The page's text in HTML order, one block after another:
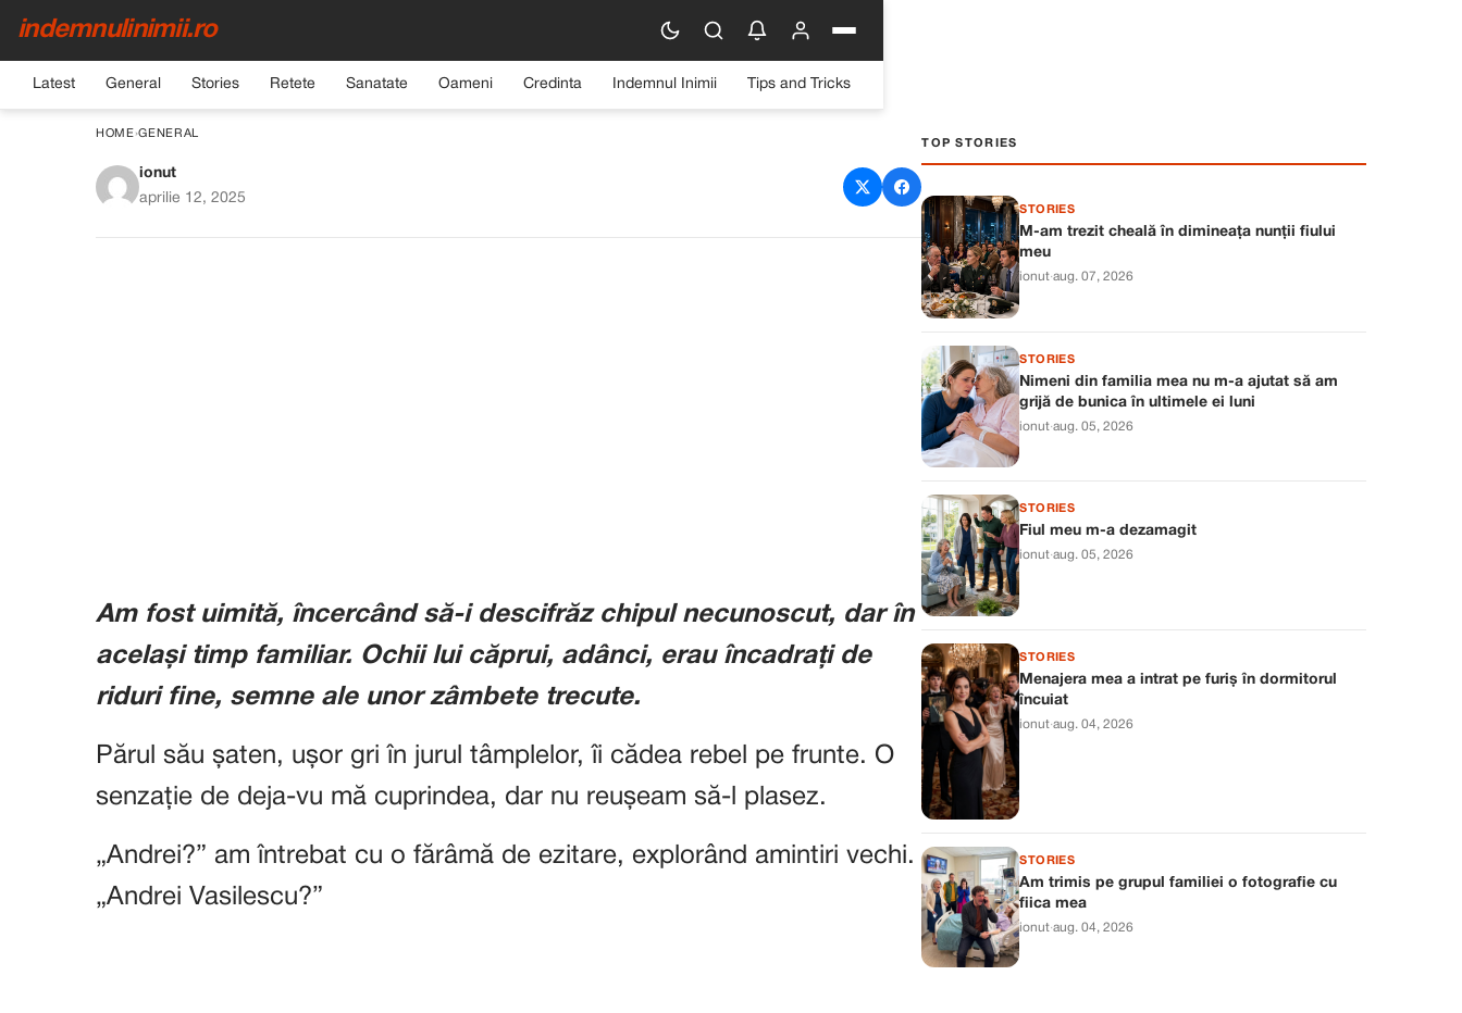
indemnulinimii.ro
Latest General Stories Retete Sanatate Oameni Credinta Indemnul Inimii Tips and Tricks
HOME›GENERAL
Sătulă de disprețul soțului meu, am plecat din
ionut
aprilie 12, 2025
Am fost uimită, încercând să-i descifrăz chipul necunoscut, dar în
același timp familiar. Ochii lui căprui, adânci, erau încadrați de
riduri fine, semne ale unor zâmbete trecute.
Părul său șaten, ușor gri în jurul tâmplelor, îi cădea rebel pe frunte. O
senzație de deja-vu mă cuprindea, dar nu reușeam să-l plasez.
„Andrei?” am întrebat cu o fărâmă de ezitare, explorând amintiri vechi.
„Andrei Vasilescu?”
TOP STORIES
STORIES
M-am trezit cheală în dimineața nunții fiului
meu
ionut·aug. 07, 2026
STORIES
Nimeni din familia mea nu m-a ajutat să am
grijă de bunica în ultimele ei luni
ionut·aug. 05, 2026
STORIES
Fiul meu m-a dezamagit
ionut·aug. 05, 2026
STORIES
Menajera mea a intrat pe furiș în dormitorul
încuiat
ionut·aug. 04, 2026
STORIES
Am trimis pe grupul familiei o fotografie cu
fiica mea
ionut·aug. 04, 2026